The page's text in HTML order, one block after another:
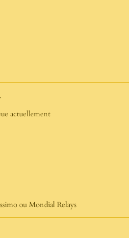
actuellement
ou Mondial Relays